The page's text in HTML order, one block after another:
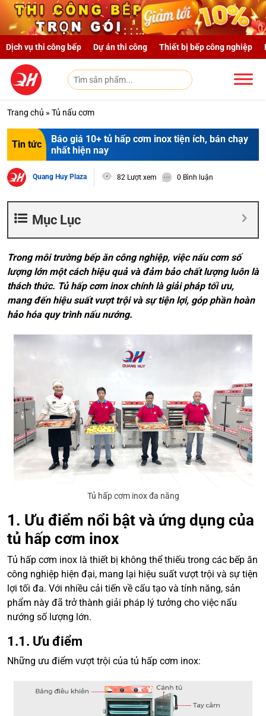
Skip to main content
Dịch vụ thi công bếp Dự án thi công Thiết bị bếp công nghiệp
Trang chủ » Tủ nấu cơm
Tin tức
Báo giá 10+ tủ hấp cơm inox tiện ích, bán chạy
nhất hiện nay
Quang Huy Plaza 82 Lượt xem 0 Bình luận
Mục Lục
Trong môi trường bếp ăn công nghiệp, việc nấu cơm số
lượng lớn một cách hiệu quả và đảm bảo chất lượng luôn là
thách thức. Tủ hấp cơm inox chính là giải pháp tối ưu,
mang đến hiệu suất vượt trội và sự tiện lợi, góp phần hoàn
hảo hóa quy trình nấu nướng.
Tủ hấp cơm inox đa năng
1. Ưu điểm nổi bật và ứng dụng của
tủ hấp cơm inox
Tủ hấp cơm inox là thiết bị không thể thiếu trong các bếp ăn
công nghiệp hiện đại, mang lại hiệu suất vượt trội và sự tiện
lợi tối đa. Với nhiều cải tiến về cấu tạo và tính năng, sản
phẩm này đã trở thành giải pháp lý tưởng cho việc nấu
nướng số lượng lớn.
1.1. Ưu điểm
Những ưu điểm vượt trội của tủ hấp cơm inox: